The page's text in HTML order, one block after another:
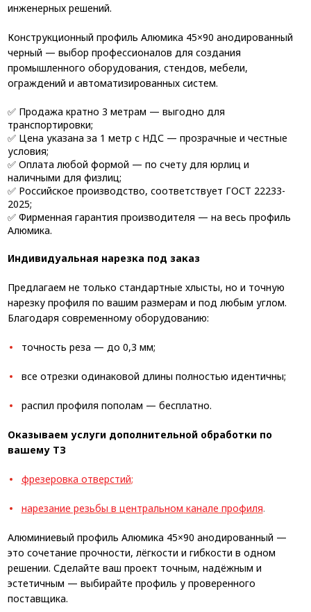
инженерных решений.
Конструкционный профиль Алюмика 45×90 анодированный
черный — выбор профессионалов для создания
промышленного оборудования, стендов, мебели,
ограждений и автоматизированных систем.
✅ Продажа кратно 3 метрам — выгодно для
транспортировки;
✅ Цена указана за 1 метр с НДС — прозрачные и честные
условия;
✅ Оплата любой формой — по счету для юрлиц и
наличными для физлиц;
✅ Российское производство, соответствует ГОСТ 22233-
2025;
✅ Фирменная гарантия производителя — на весь профиль
Алюмика.
Индивидуальная нарезка под заказ
Предлагаем не только стандартные хлысты, но и точную
нарезку профиля по вашим размерам и под любым углом.
Благодаря современному оборудованию:
точность реза — до 0,3 мм;
все отрезки одинаковой длины полностью идентичны;
распил профиля пополам — бесплатно.
Оказываем услуги дополнительной обработки по
вашему ТЗ
фрезеровка отверстий;
нарезание резьбы в центральном канале профиля.
Алюминиевый профиль Алюмика 45×90 анодированный —
это сочетание прочности, лёгкости и гибкости в одном
решении. Сделайте ваш проект точным, надёжным и
эстетичным — выбирайте профиль у проверенного
поставщика.